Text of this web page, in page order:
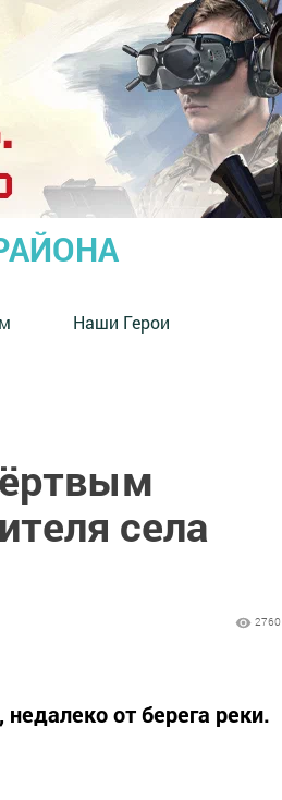
Наши Герои
села
2760
от берега реки.